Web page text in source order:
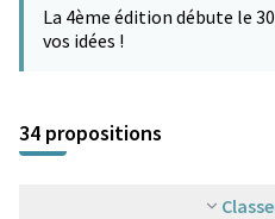
−
La 4ème édition débute le
vos idées !
34 propositions